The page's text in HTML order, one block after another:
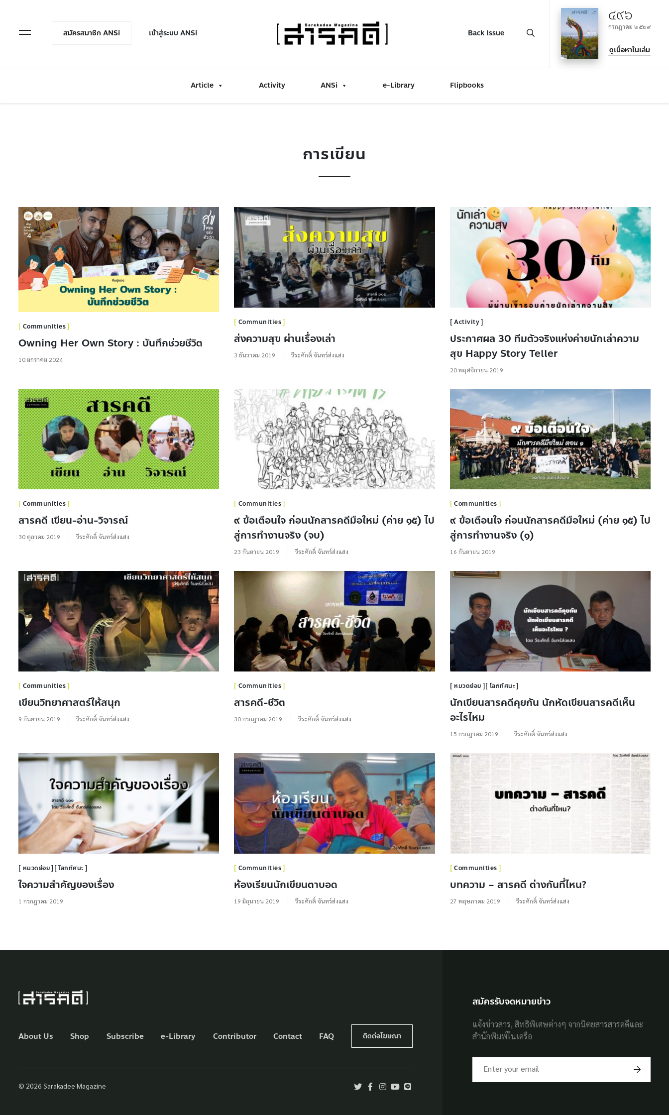
Open Menuสมัครสมาชิก ANSi เข้าสู่ระบบ ANSi Back Issue
๔๙๖
กรกฎาคม ๒๕๖๙
ดูเนื้อหาในเล่ม
Article Activity ANSi e-Library Flipbooks
การเขียน
Communities
Owning Her Own Story : บันทึกช่วยชีวิต
10 มกราคม 2024
Communities
ส่งความสุข ผ่านเรื่องเล่า
3 ธันวาคม 2019 วีระศักดิ์ จันทร์ส่งแสง
Activity
ประกาศผล 30 ทีมตัวจริงแห่งค่ายนักเล่าความ
สุข Happy Story Teller
20 พฤศจิกายน 2019
Communities
สารคดี เขียน-อ่าน-วิจารณ์
30 ตุลาคม 2019 วีระศักดิ์ จันทร์ส่งแสง
Communities
๙ ข้อเตือนใจ ก่อนนักสารคดีมือใหม่ (ค่าย ๑๕) ไป
สู่การทำงานจริง (จบ)
23 กันยายน 2019 วีระศักดิ์ จันทร์ส่งแสง
Communities
๙ ข้อเตือนใจ ก่อนนักสารคดีมือใหม่ (ค่าย ๑๕) ไป
สู่การทำงานจริง (๑)
16 กันยายน 2019
Communities
เขียนวิทยาศาสตร์ให้สนุก
9 กันยายน 2019 วีระศักดิ์ จันทร์ส่งแสง
Communities
สารคดี-ชีวิต
30 กรกฎาคม 2019 วีระศักดิ์ จันทร์ส่งแสง
หมวดย่อย โลกทัศนะ
นักเขียนสารคดีคุยกัน นักหัดเขียนสารคดีเห็น
อะไรไหม
15 กรกฎาคม 2019 วีระศักดิ์ จันทร์ส่งแสง
หมวดย่อย โลกทัศนะ
ใจความสำคัญของเรื่อง
1 กรกฎาคม 2019
Communities
ห้องเรียนนักเขียนตาบอด
19 มิถุนายน 2019 วีระศักดิ์ จันทร์ส่งแสง
Communities
บทความ – สารคดี ต่างกันที่ไหน?
27 พฤษภาคม 2019 วีระศักดิ์ จันทร์ส่งแสง
About Us Shop Subscribe e-Library Contributor Contact FAQ ติดต่อโฆษณา
© 2026 Sarakadee Magazine
สมัครรับจดหมายข่าว
แจ้งข่าวสาร, สิทธิพิเศษต่างๆ จากนิตยสารสารคดีและ
สำนักพิมพ์ในเครือ